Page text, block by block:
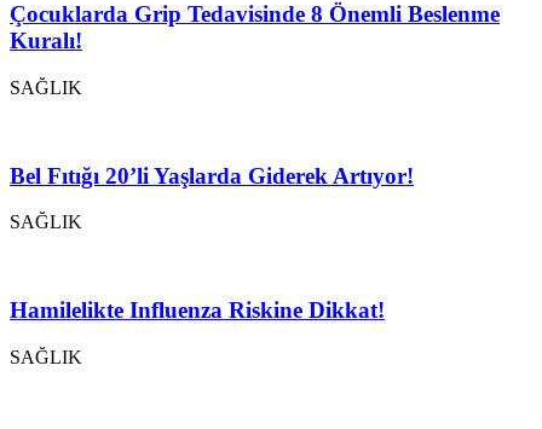
Çocuklarda Grip Tedavisinde 8 Önemli Beslenme
Kuralı!
SAĞLIK
Bel Fıtığı 20’li Yaşlarda Giderek Artıyor!
SAĞLIK
Hamilelikte Influenza Riskine Dikkat!
SAĞLIK